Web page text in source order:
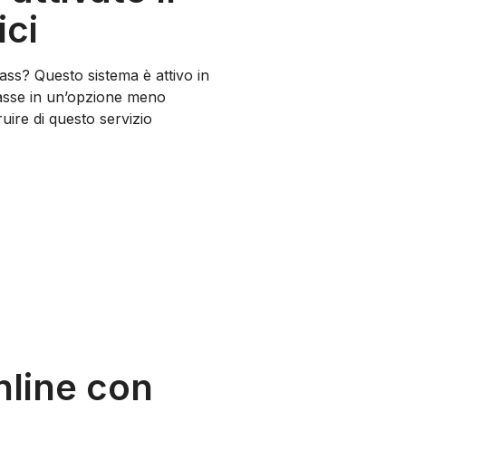
Questo sistema è attivo in
in un’opzione meno
di questo servizio
con